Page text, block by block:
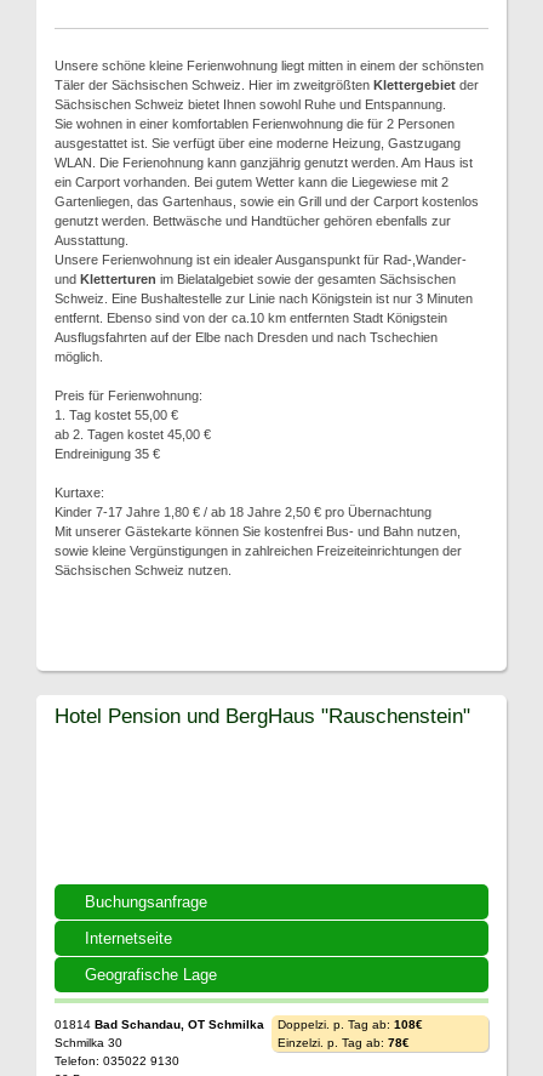
Unsere schöne kleine Ferienwohnung liegt mitten in einem der schönsten
Täler der Sächsischen Schweiz. Hier im zweitgrößten Klettergebiet der
Sächsischen Schweiz bietet Ihnen sowohl Ruhe und Entspannung.
Sie wohnen in einer komfortablen Ferienwohnung die für 2 Personen
ausgestattet ist. Sie verfügt über eine moderne Heizung, Gastzugang
WLAN. Die Ferienohnung kann ganzjährig genutzt werden. Am Haus ist
ein Carport vorhanden. Bei gutem Wetter kann die Liegewiese mit 2
Gartenliegen, das Gartenhaus, sowie ein Grill und der Carport kostenlos
genutzt werden. Bettwäsche und Handtücher gehören ebenfalls zur
Ausstattung.
Unsere Ferienwohnung ist ein idealer Ausganspunkt für Rad-,Wander-
und Kletterturen im Bielatalgebiet sowie der gesamten Sächsischen
Schweiz. Eine Bushaltestelle zur Linie nach Königstein ist nur 3 Minuten
entfernt. Ebenso sind von der ca.10 km entfernten Stadt Königstein
Ausflugsfahrten auf der Elbe nach Dresden und nach Tschechien
möglich.
Preis für Ferienwohnung:
1. Tag kostet 55,00 €
ab 2. Tagen kostet 45,00 €
Endreinigung 35 €
Kurtaxe:
Kinder 7-17 Jahre 1,80 € / ab 18 Jahre 2,50 € pro Übernachtung
Mit unserer Gästekarte können Sie kostenfrei Bus- und Bahn nutzen,
sowie kleine Vergünstigungen in zahlreichen Freizeiteinrichtungen der
Sächsischen Schweiz nutzen.
Buchungsanfrage
Internetseite
Geografische Lage
Hotel Pension und BergHaus "Rauschenstein"
01814 Bad Schandau, OT Schmilka
Schmilka 30
Telefon: 035022 9130
Doppelzi. p. Tag ab: 108€
Einzelzi. p. Tag ab: 78€